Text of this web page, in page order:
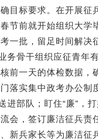
目标要求。在开展征
节前就开始组织大学
一批，留足时间解决
务骨干组织应征青年
前一天的体检数据，
落实集中政考办公制
进部队；盯住“廉”，
会，签订廉洁征兵责
新兵家长等为廉洁征